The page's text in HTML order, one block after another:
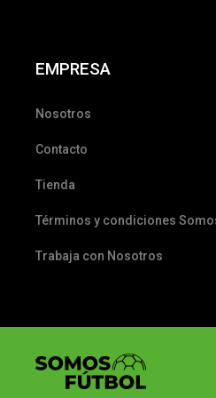
EMPRESA
Nosotros
Contacto
Tienda
Términos y condiciones
Trabaja con Nosotros